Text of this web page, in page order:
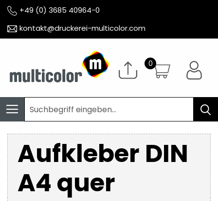
+49 (0) 3685 40964-0
kontakt@druckerei-multicolor.com
Aufkleber DIN
A4 quer